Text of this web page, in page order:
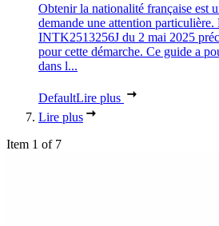
Obtenir la nationalité française est
demande une attention
INTK2513256J du 2 mai 2025
pour cette démarche. Ce guide a
dans l...
DefaultLire plus
Lire plus
Item 1 of 7